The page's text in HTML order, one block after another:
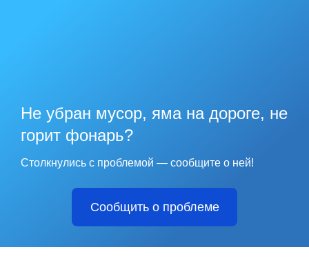
Не убран мусор, яма на дороге, не
горит фонарь?
Столкнулись с проблемой — сообщите о ней!
Сообщить о проблеме